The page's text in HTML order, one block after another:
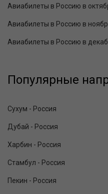
Авиабилеты в Россию в
Авиабилеты в Россию в
Авиабилеты в Россию в
Популярные
Сухум - Россия
Дубай - Россия
Харбин - Россия
Стамбул - Россия
Пекин - Россия